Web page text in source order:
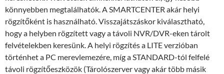
könnyebben megtalálhatók. A SMARTCENTER akár helyi
rögzítőként is használható. Visszajátszáskor kiválasztható,
hogy a helyben rögzített vagy a távoli NVR/DVR-eken tárolt
felvételekben keresünk. A helyi rögzítés a LITE verzióban
történhet a PC merevlemezére, míg a STANDARD-tól felfelé
távoli rögzítőeszközök (Tárolószerver vagy akár több másik